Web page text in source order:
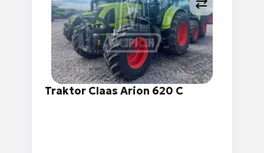
Traktor Claas Arion 620 C